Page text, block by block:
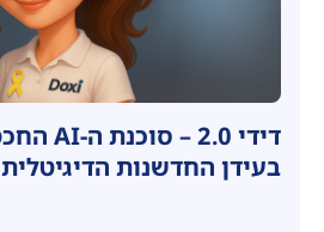
בעידן החדשנות הדיגיטלית